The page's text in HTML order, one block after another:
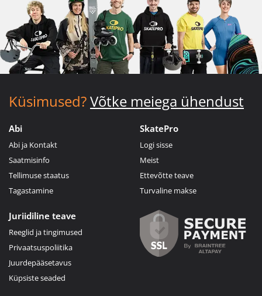
Küsimused?Võtke meiega ühendust
Abi
Abi ja Kontakt
Saatmisinfo
Tellimuse staatus
Tagastamine
SkatePro
Logi sisse
Meist
Ettevõtte teave
Turvaline makse
Juriidiline teave
Reeglid ja tingimused
Privaatsuspoliitika
Juurdepääsetavus
Küpsiste seaded